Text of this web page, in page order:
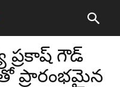
ప్రకాష్ గౌడ్
ప్రారంభమైన